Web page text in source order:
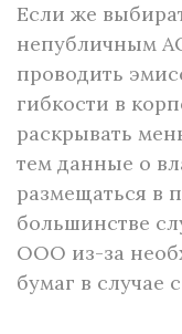
Если же
непубличным
проводить
гибкости в
раскрывать
тем данные о
размещаться в
большинстве
ООО из-за
бумаг в случае